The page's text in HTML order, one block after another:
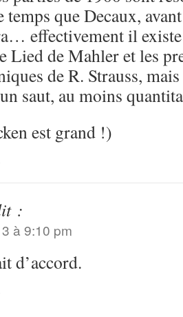
temps que Decaux,
effectivement il existe
Lied de Mahler et les
de R. Strauss,
saut, au moins
est grand !)
:
à 9:10 pm
d’accord.